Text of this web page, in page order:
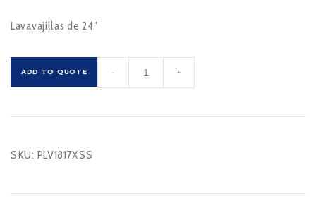
Lavavajillas de 24″
ADD TO QUOTE
cantidad
- +
SKU: PLV1817XSS